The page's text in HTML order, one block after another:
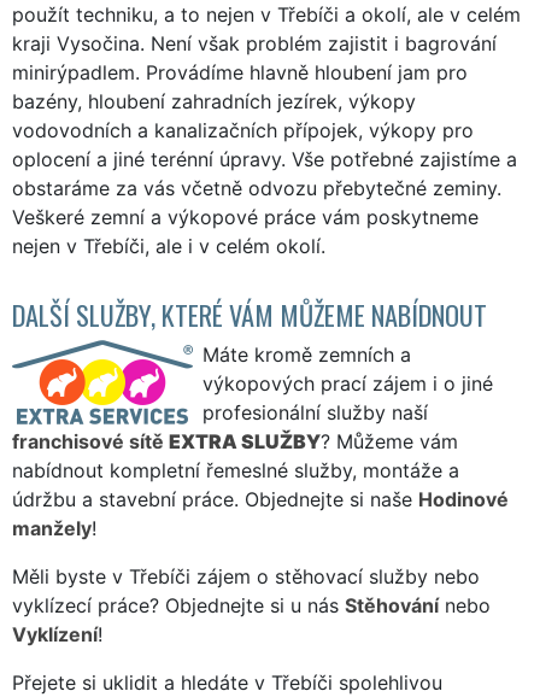
použít techniku, a to nejen v Třebíči a okolí, ale v celém
kraji Vysočina. Není však problém zajistit i bagrování
minirýpadlem. Provádíme hlavně hloubení jam pro
bazény, hloubení zahradních jezírek, výkopy
vodovodních a kanalizačních přípojek, výkopy pro
oplocení a jiné terénní úpravy. Vše potřebné zajistíme a
obstaráme za vás včetně odvozu přebytečné zeminy.
Veškeré zemní a výkopové práce vám poskytneme
nejen v Třebíči, ale i v celém okolí.
DALŠÍ SLUŽBY, KTERÉ VÁM MŮŽEME NABÍDNOUT
Máte kromě zemních a
výkopových prací zájem i o jiné
profesionální služby naší
franchisové sítě EXTRA SLUŽBY? Můžeme vám
nabídnout kompletní řemeslné služby, montáže a
údržbu a stavební práce. Objednejte si naše Hodinové
manžely!
Měli byste v Třebíči zájem o stěhovací služby nebo
vyklízecí práce? Objednejte si u nás Stěhovánínebo
Vyklízení!
Přejete si uklidit a hledáte v Třebíči spolehlivou